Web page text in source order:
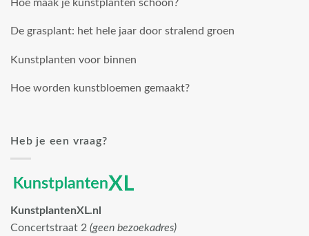
Hoe maak je kunstplanten schoon?
De grasplant: het hele jaar door stralend groen
Kunstplanten voor binnen
Hoe worden kunstbloemen gemaakt?
Heb je een vraag?
KunstplantenXL.nl
Concertstraat 2 (geen bezoekadres)